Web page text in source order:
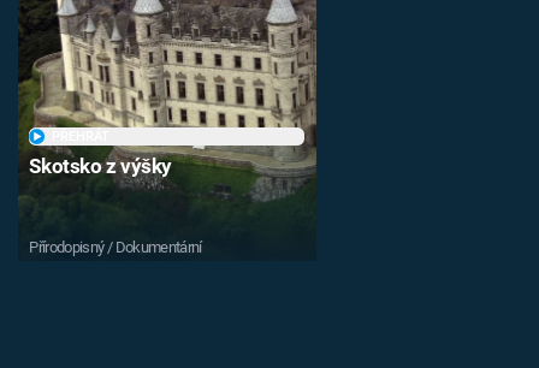
Skotsko z výšky
Přírodopisný / Dokumentární